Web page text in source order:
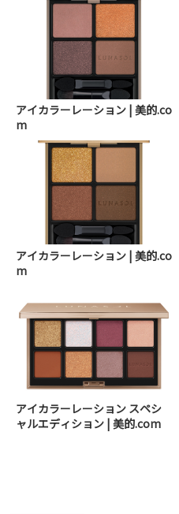
アイカラーレーション | 美的.co
m
アイカラーレーション | 美的.co
m
アイカラーレーション スペシ
ャルエディション | 美的.com